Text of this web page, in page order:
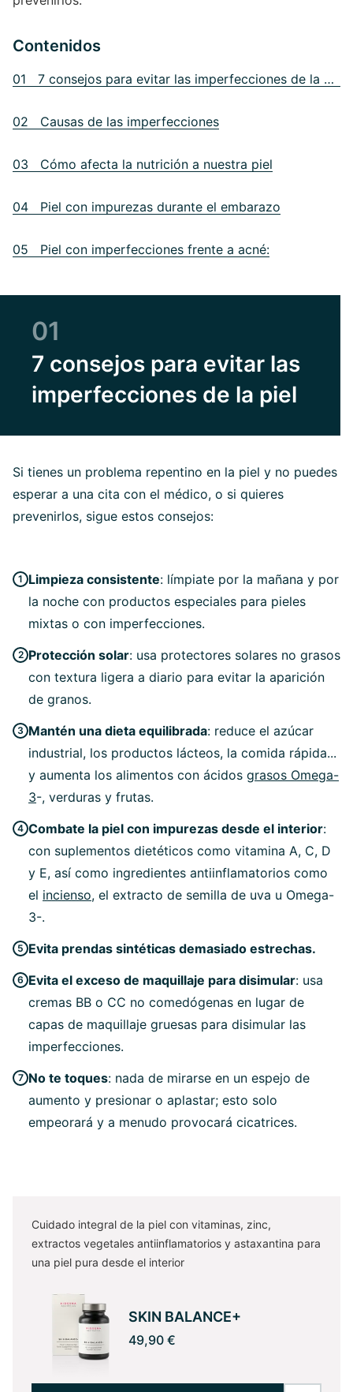
Contenidos
01 7 consejos para evitar las imperfecciones de la piel
02 Causas de las imperfecciones
03 Cómo afecta la nutrición a nuestra piel
04 Piel con impurezas durante el embarazo
05 Piel con imperfecciones frente a acné:
01
7 consejos para evitar las
imperfecciones de la piel
Si tienes un problema repentino en la piel y no puedes
esperar a una cita con el médico, o si quieres
prevenirlos, sigue estos consejos:
Limpieza consistente: límpiate por la mañana y por
la noche con productos especiales para pieles
mixtas o con imperfecciones.
Protección solar: usa protectores solares no grasos
con textura ligera a diario para evitar la aparición
de granos.
Mantén una dieta equilibrada: reduce el azúcar
industrial, los productos lácteos, la comida rápida...
y aumenta los alimentos con ácidos grasos Omega-
3-, verduras y frutas.
Combate la piel con impurezas desde el interior:
con suplementos dietéticos como vitamina A, C, D
y E, así como ingredientes antiinflamatorios como
el incienso, el extracto de semilla de uva u Omega-
3-.
Evita prendas sintéticas demasiado estrechas.
Evita el exceso de maquillaje para disimular: usa
cremas BB o CC no comedógenas en lugar de
capas de maquillaje gruesas para disimular las
imperfecciones.
No te toques: nada de mirarse en un espejo de
aumento y presionar o aplastar; esto solo
empeorará y a menudo provocará cicatrices.
Cuidado integral de la piel con vitaminas, zinc,
extractos vegetales antiinflamatorios y astaxantina para
una piel pura desde el interior
SKIN BALANCE+
49,90 €